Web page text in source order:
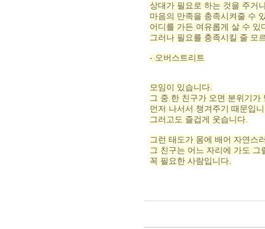
상대가 필요로 하는 것을 주거
마음의 만족을 충족시켜줄 수
어디를 가든 여유롭게 살 수 있
그러나 필요를 충족시킬 줄 모
- 오버스트리트
모임이 있습니다.
그 중 한 친구가 오면 분위기
먼저 나서서 챙겨주기 때문입
그러고도 즐겁게 웃습니다.
그런 태도가 몸에 배어 자연스
그 친구는 어느 자리에 가도 그
꼭 필요한 사람입니다.